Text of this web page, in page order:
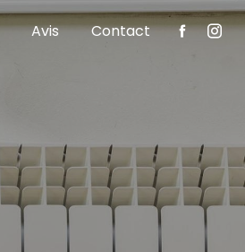
Avis Contact